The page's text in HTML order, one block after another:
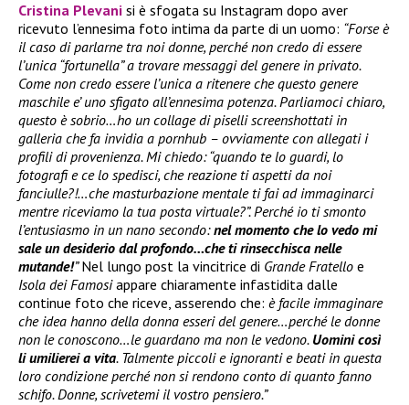
Cristina Plevani si è sfogata su Instagram dopo aver
ricevuto l’ennesima foto intima da parte di un uomo: “Forse è
il caso di parlarne tra noi donne, perché non credo di essere
l’unica “fortunella” a trovare messaggi del genere in privato.
Come non credo essere l’unica a ritenere che questo genere
maschile e’ uno sfigato all’ennesima potenza. Parliamoci chiaro,
questo è sobrio…ho un collage di piselli screenshottati in
galleria che fa invidia a pornhub – ovviamente con allegati i
profili di provenienza. Mi chiedo: “quando te lo guardi, lo
fotografi e ce lo spedisci, che reazione ti aspetti da noi
fanciulle?!…che masturbazione mentale ti fai ad immaginarci
mentre riceviamo la tua posta virtuale?”. Perché io ti smonto
l’entusiasmo in un nano secondo:nel momento che lo vedo mi
sale un desiderio dal profondo…che ti rinsecchisca nelle
mutande!”Nel lungo post la vincitrice di Grande Fratello e
Isola dei Famosiappare chiaramente infastidita dalle
continue foto che riceve, asserendo che: è facile immaginare
che idea hanno della donna esseri del genere…perché le donne
non le conoscono…le guardano ma non le vedono. Uomini così
li umilierei a vita. Talmente piccoli e ignoranti e beati in questa
loro condizione perché non si rendono conto di quanto fanno
schifo. Donne, scrivetemi il vostro pensiero.”